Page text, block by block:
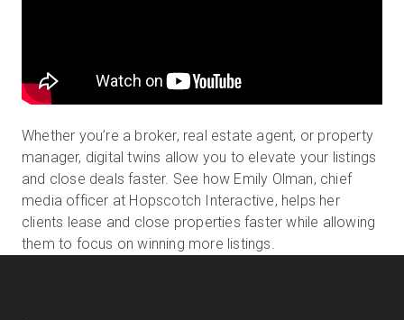
Kontakt
Anmelden
Kostenlose Testversion
Whether you’re a broker, real estate agent, or property
manager, digital twins allow you to elevate your listings
and close deals faster. See how Emily Olman, chief
media officer at Hopscotch Interactive, helps her
clients lease and close properties faster while allowing
them to focus on winning more listings.